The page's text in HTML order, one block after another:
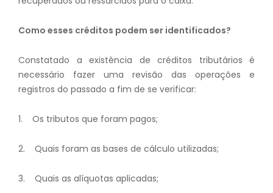
Como esses créditos podem ser identificados?
​​​​​​Constatado a existência de créditos tributários é
necessário fazer uma revisão das operações e
registros do passado a fim de se verificar:
1. Os tributos que foram pagos;
2. Quais foram as bases de cálculo utilizadas;
3. Quais as alíquotas aplicadas;